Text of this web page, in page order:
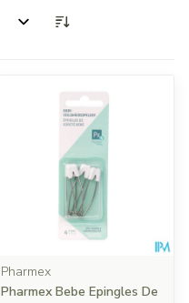
Pharmex
Pharmex Bebe Epingles De